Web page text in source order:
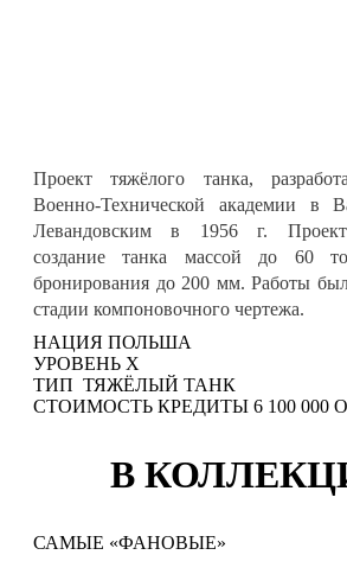
Проект тяжёлого танка,
Военно-Технической академии в
Левандовским в 1956 г. Проект
создание танка массой до 60
бронирования до 200 мм. Работы
стадии компоновочного чертежа.
НАЦИЯ ПОЛЬША
УРОВЕНЬ X
ТИП ТЯЖЁЛЫЙ ТАНК
СТОИМОСТЬ КРЕДИТЫ 6 100 000
В
САМЫЕ «ФАНОВЫЕ»